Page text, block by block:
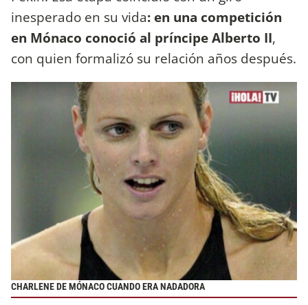
inesperado en su vida: en una competición
en Mónaco conoció al príncipe Alberto II,
con quien formalizó su relación años después.
CHARLENE DE MÓNACO CUANDO ERA NADADORA